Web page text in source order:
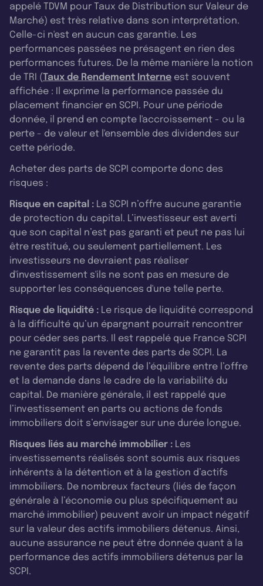
appelé TDVM pour Taux de Distribution sur Valeur de
Marché) est très relative dans son interprétation.
Celle-ci n'est en aucun cas garantie. Les
performances passées ne présagent en rien des
performances futures. De la même manière la notion
de TRI (Taux de Rendement Interne est souvent
affichée : Il exprime la performance passée du
placement financier en SCPI. Pour une période
donnée, il prend en compte l'accroissement - ou la
perte - de valeur et l'ensemble des dividendes sur
cette période.
Acheter des parts de SCPI comporte donc des
risques :
Risque en capital : La SCPI n’offre aucune garantie
de protection du capital. L’investisseur est averti
que son capital n’est pas garanti et peut ne pas lui
être restitué, ou seulement partiellement. Les
investisseurs ne devraient pas réaliser
d'investissement s'ils ne sont pas en mesure de
supporter les conséquences d'une telle perte.
Risque de liquidité : Le risque de liquidité correspond
à la difficulté qu’un épargnant pourrait rencontrer
pour céder ses parts. Il est rappelé que France SCPI
ne garantit pas la revente des parts de SCPI. La
revente des parts dépend de l’équilibre entre l’offre
et la demande dans le cadre de la variabilité du
capital. De manière générale, il est rappelé que
l’investissement en parts ou actions de fonds
immobiliers doit s’envisager sur une durée longue.
Risques liés au marché immobilier : Les
investissements réalisés sont soumis aux risques
inhérents à la détention et à la gestion d’actifs
immobiliers. De nombreux facteurs (liés de façon
générale à l’économie ou plus spécifiquement au
marché immobilier) peuvent avoir un impact négatif
sur la valeur des actifs immobiliers détenus. Ainsi,
aucune assurance ne peut être donnée quant à la
performance des actifs immobiliers détenus par la
SCPI.